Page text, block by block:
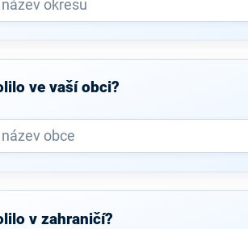
ve vaší obci?
v zahraničí?